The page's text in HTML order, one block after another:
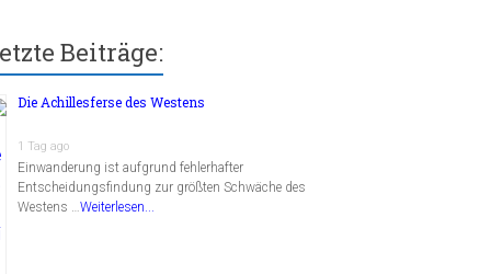
Beiträge:
Die Achillesferse des Westens
1 Tag ago
Einwanderung ist aufgrund fehlerhafter
Entscheidungsfindung zur größten Schwäche des
Westens …Weiterlesen...